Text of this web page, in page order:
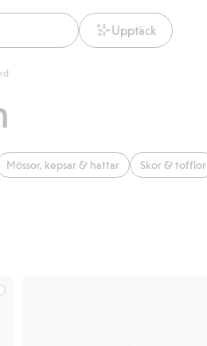
Upptäck
Mössor, kepsar & hattar Skor & tofflor